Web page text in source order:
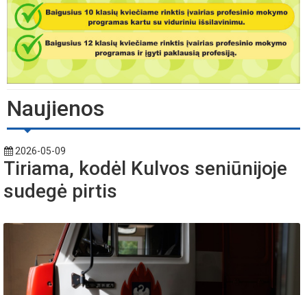
Naujienos
2026-05-09
Tiriama, kodėl Kulvos seniūnijoje
sudegė pirtis